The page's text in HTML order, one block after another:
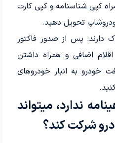
کپی شناسنامه و کپی کارت
تحویل دهید.
دارند: پس از صدور فاکتور
اضافی و همراه داشتن
خودرو به انبار خودروهای
ندارد، میتواند
شرکت کند؟